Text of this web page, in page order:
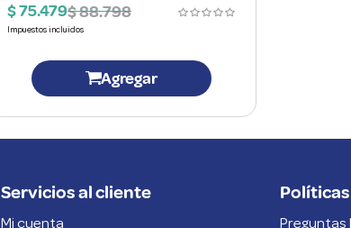
$75.479$88.798
Agregar
Servicios al cliente
Mi cuenta
Políticas
Preguntas